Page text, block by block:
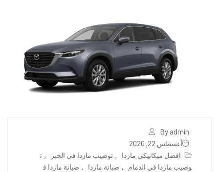
By admin
أغسطس 22, 2020
افضل ميكانيكي مازدا
, توضيب مازدا في الخبر , ت
وضيب مازدا في الدمام
, صيانة مازدا , صيانة مازدا ف